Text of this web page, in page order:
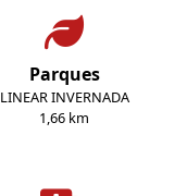
Parques
LINEAR INVERNADA
1,66 km